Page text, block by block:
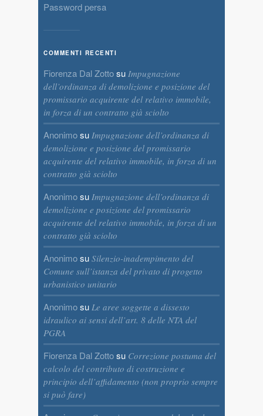
Password persa
COMMENTI RECENTI
Fiorenza Dal Zottosu Impugnazione
dell’ordinanza di demolizione e posizione del
promissario acquirente del relativo immobile,
in forza di un contratto già sciolto
Anonimosu Impugnazione dell’ordinanza di
demolizione e posizione del promissario
acquirente del relativo immobile, in forza di un
contratto già sciolto
Anonimosu Impugnazione dell’ordinanza di
demolizione e posizione del promissario
acquirente del relativo immobile, in forza di un
contratto già sciolto
Anonimosu Silenzio-inadempimento del
Comune sull’istanza del privato di progetto
urbanistico unitario
Anonimosu Le aree soggette a dissesto
idraulico ai sensi dell’art. 8 delle NTA del
PGRA
Fiorenza Dal Zottosu Correzione postuma del
calcolo del contributo di costruzione e
principio dell’affidamento (non proprio sempre
si può fare)